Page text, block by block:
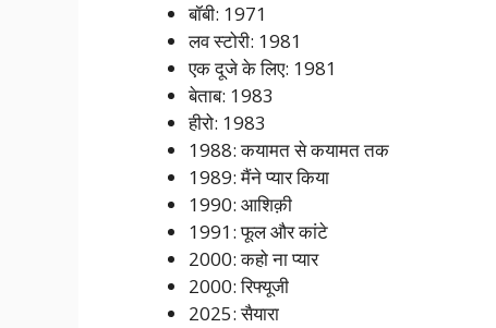
बॉबी: 1971
लव स्टोरी: 1981
एक दूजे के लिए: 1981
बेताब: 1983
हीरो: 1983
1988: कयामत से कयामत तक
1989: मैंने प्यार किया
1990: आशिक़ी
1991: फूल और कांटे
2000: कहो ना प्यार
2000: रिफ्यूजी
2025: सैयारा